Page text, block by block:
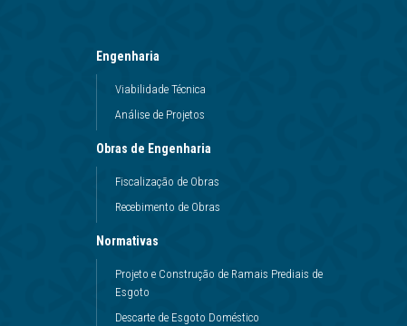
Engenharia
Viabilidade Técnica
Análise de Projetos
Obras de Engenharia
Fiscalização de Obras
Recebimento de Obras
Normativas
Projeto e Construção de Ramais Prediais de
Esgoto
Descarte de Esgoto Doméstico